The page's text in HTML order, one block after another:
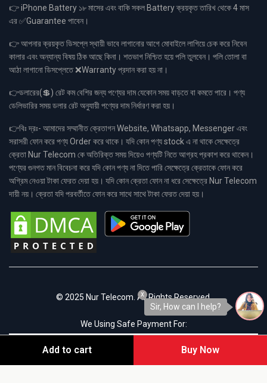
👉 iPhone Battery ১৮ মাসের এবং বাকি সকল Battery ক্রয়কৃত তারিখ থেকে 4 মাস
এর ✅Guarantee পাবেন।
👉 আপনার ক্রয়কৃত ডিসপ্লে স্থায়ী ভাবে লাগানোর আগে মোবাইলে লাগিয়ে চেক করে নিবেন
কালার এবং অন্যান্য বিষয় ঠিক আছে কিনা। শতভাগ নিশ্চিত হয়ে পলি তুলবেন। পলি তোলা বা
আঠা লাগানো ডিসপ্লেতে ❌Warranty প্রদান করা হয় না।
👉ডলারের(💲) রেট কম বেশির জন্য পণ্যের দাম যেকোন সময় বাড়তে বা কমতে পারে। পণ্য
ডেলিভারির সময় ডলার রেট অনুযায়ী পণ্যের দাম নির্ধারণ করা হয়।
👉বিঃ দ্রঃ- আমাদের সম্মানীত ক্রেতাগন Website, Whatsapp, Messenger এবং
সরাসরী ফোন করে পণ্য Order করে থাকে। যদি কোন পণ্য stock এ না থাকে সেক্ষেত্রে
ক্রেতা Nur Telecom কে অতিরিক্ত সময় দিয়েও পণ্যটি নিতে আগ্রহ প্রকাশ করে থাকেন।
পণ্যের গুনগত মান বিবেচনা করে যদি কোন পণ্য না দিতে পারি সেক্ষেত্রে ক্রেতাকে ফোন করে
অগ্রিম নেওয়া টাকা ফেরত দেয়া হয়। যদি কোন ক্রেতা ফোন না ধরে সেক্ষেত্রে Nur Telecom
দায়ী নয়। ক্রেতা যদি পরবর্তীতে ফোন করে সাথে সাথে টাকা ফেরত দেয়া হয়।
© 2025 Nur Telecom. All Rights Reserved.
We Using Safe Payment For:
Add to cart Buy Now
Sir, How can I help?
x